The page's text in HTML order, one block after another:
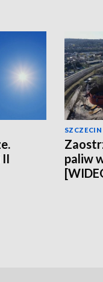
SZCZECIN
paliw